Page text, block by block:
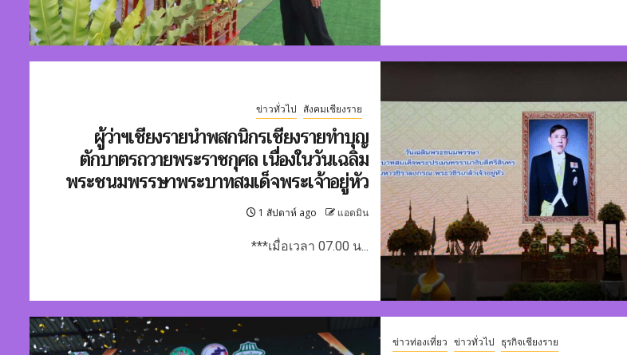
ข่าวทั่วไป สังคมเชียงราย
ผู้ว่าฯเชียงรายนำพสกนิกรเชียงรายทำบุญ
ตักบาตรถวายพระราชกุศล เนื่องในวันเฉลิม
พระชนมพรรษาพระบาทสมเด็จพระเจ้าอยู่หัว
1 สัปดาห์ ago แอดมิน
***เมื่อเวลา 07.00 น...
ข่าวท่องเที่ยว ข่าวทั่วไป ธุรกิจเชียงราย